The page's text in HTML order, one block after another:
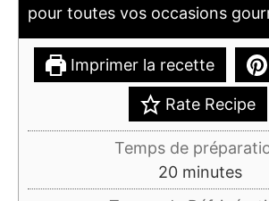
pour toutes vos occasions
Imprimer la recette
Rate Recipe
Temps de
20minutes
minutes